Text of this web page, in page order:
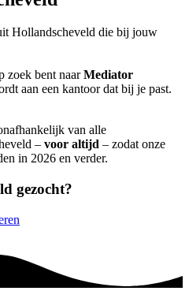
Hollandscheveld die bij jouw
zoek bent naarMediator
aan een kantoor dat bij je past.
van alle
– voor altijd – zodat onze
in 2026 en verder.
gezocht?